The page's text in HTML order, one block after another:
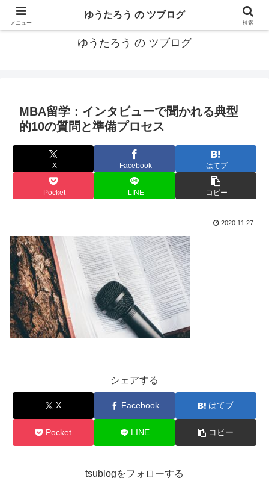
カリフォルニアMBA卒40代がMBA・キャリアとEコマースについて発信
ゆうたろう の ツブログ
MBA留学：インタビューで聞かれる典型
的10の質問と準備プロセス
X Facebook はてブ
Pocket LINE コピー
2020.11.27
シェアする
X Facebook はてブ
Pocket LINE コピー
tsublogをフォローする
メニュー
ゆうたろう の ツブログ
検索